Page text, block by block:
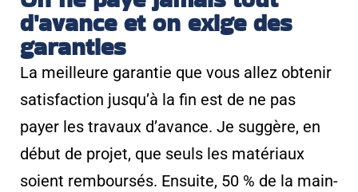
d'avance et on exige des
garanties
La meilleure garantie que vous allez obtenir
satisfaction jusqu’à la fin est de ne pas
payer les travaux d’avance. Je suggère, en
début de projet, que seuls les matériaux
soient remboursés. Ensuite, 50 % de la main-